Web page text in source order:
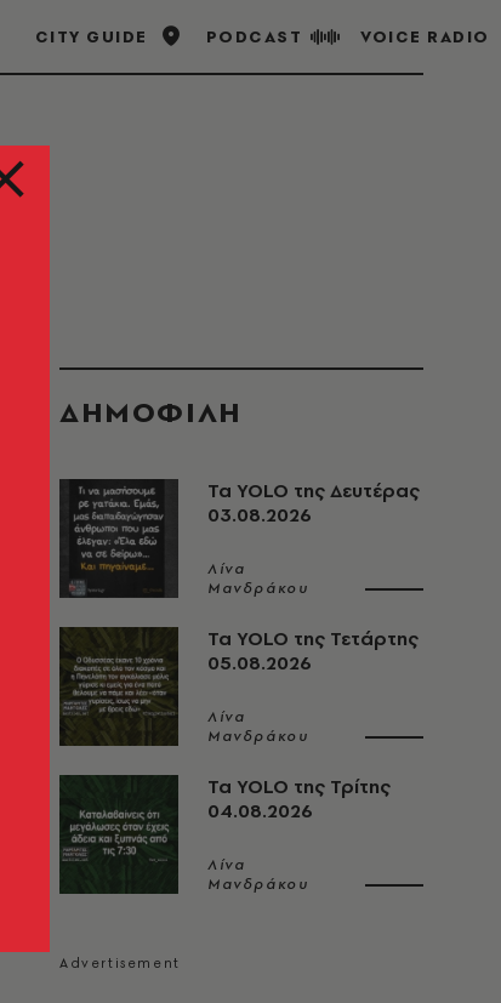
CITY GUIDE PODCAST VOICE RADIO
ΔΗΜΟΦΙΛΗ
Τα YOLO της Δευτέρας
03.08.2026
Λίνα
Μανδράκου
Τα YOLO της Τετάρτης
05.08.2026
Λίνα
Μανδράκου
Τα YOLO της Τρίτης
04.08.2026
Λίνα
Μανδράκου